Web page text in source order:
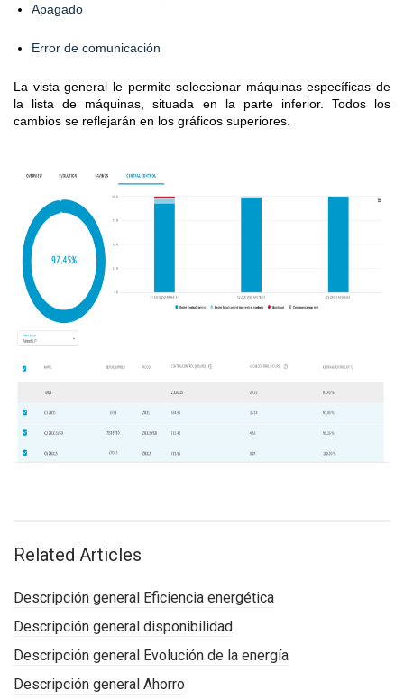
Apagado
Error de comunicación
La vista general le permite seleccionar máquinas específicas de
la lista de máquinas, situada en la parte inferior. Todos los
cambios se reflejarán en los gráficos superiores
Related Articles
Descripción general Eficiencia energética
Descripción general disponibilidad
Descripción general Evolución de la energía
Descripción general Ahorro